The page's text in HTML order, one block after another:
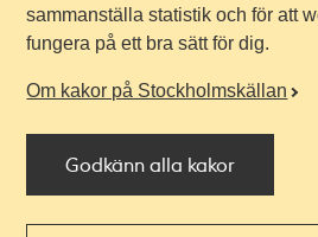
sammanställa statistik och för att
fungera på ett bra sätt för dig.
Om kakor på Stockholmskällan
Godkänn alla kakor